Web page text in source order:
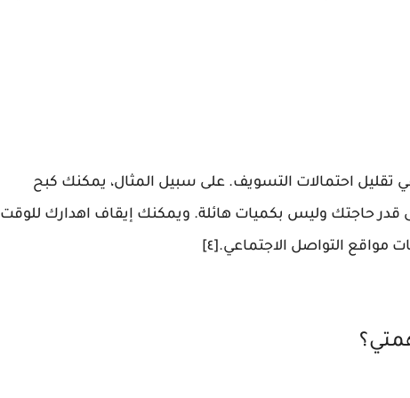
احتمالات التسويف. على سبيل المثال، يمكنك كبح
حاجتك وليس بكميات هائلة. ويمكنك إيقاف اهدارك للوقت
التواصل الاجتماعي.[٤]